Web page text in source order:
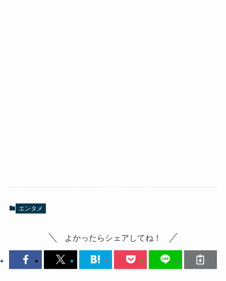
エンタメ
よかったらシェアしてね！